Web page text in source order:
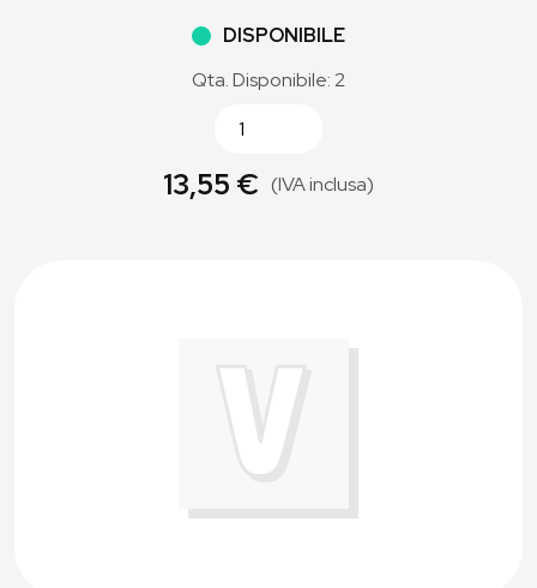
DISPONIBILE
Qta. Disponibile: 2
13,55 € (IVA inclusa)